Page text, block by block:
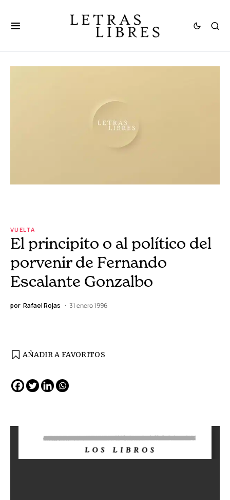
VUELTA
El principito o al político del
porvenir de Fernando
Escalante Gonzalbo
por Rafael Rojas 31 enero 1996
AÑADIR A FAVORITOS